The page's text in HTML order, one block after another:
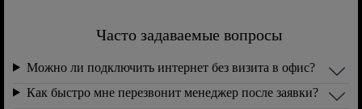
Часто задаваемые вопросы
Можно ли подключить интернет без визита в офис?
Как быстро мне перезвонит менеджер после заявки?